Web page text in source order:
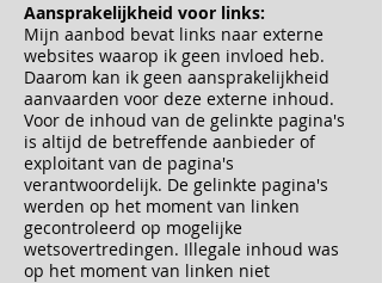
Aansprakelijkheid voor links:
Mijn aanbod bevat links naar externe
websites waarop ik geen invloed heb.
Daarom kan ik geen aansprakelijkheid
aanvaarden voor deze externe inhoud.
Voor de inhoud van de gelinkte pagina's
is altijd de betreffende aanbieder of
exploitant van de pagina's
verantwoordelijk. De gelinkte pagina's
werden op het moment van linken
gecontroleerd op mogelijke
wetsovertredingen. Illegale inhoud was
op het moment van linken niet